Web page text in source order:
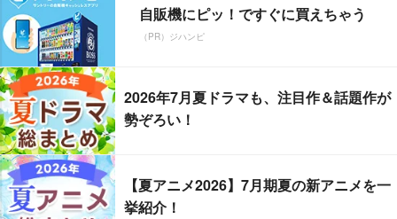
自販機にピッ！ですぐに買えちゃう
（PR）ジハンピ
2026年7月夏ドラマも、注目作＆話題作が
勢ぞろい！
【夏アニメ2026】7月期夏の新アニメを一
挙紹介！